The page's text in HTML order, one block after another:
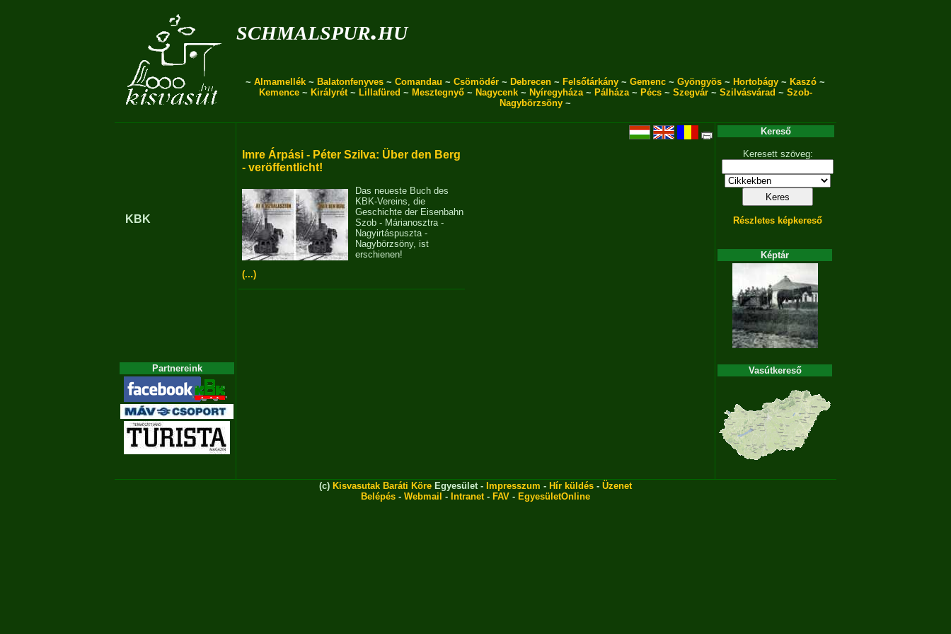
schmalspur.hu
~ Almamellék ~ Balatonfenyves ~ Comandau ~ Csömödér ~ Debrecen ~ Felsőtárkány ~ Gemenc ~ Gyöngyös ~ Hortobágy ~ Kaszó ~
Kemence~ Királyrét~ Lillafüred ~ Mesztegnyő~ Nagycenk~ Nyíregyháza~ Pálháza~ Pécs~ Szegvár~ Szilvásvárad ~ Szob-
Nagybörzsöny ~
KBK
Partnereink
Imre Árpási - Péter Szilva: Über den Berg
- veröffentlicht!
Das neueste Buch des
KBK-Vereins, die
Geschichte der Eisenbahn
Szob - Márianosztra -
Nagyirtáspuszta -
Nagybörzsöny, ist
erschienen!
(...)
Kereső
Keresett szöveg:
Részletes képkereső
Képtár
Vasútkereső
(c) Kisvasutak Baráti Köre Egyesület - Impresszum - Hír küldés - Üzenet
Belépés - Webmail - Intranet- FAV - EgyesületOnline